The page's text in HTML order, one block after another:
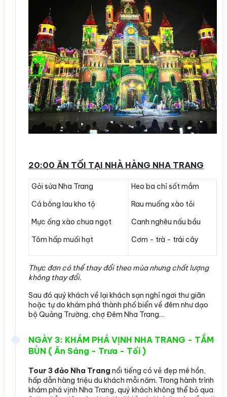
20:00 ĂN TỐI TẠI NHÀ HÀNG NHA TRANG
Gỏi sứa Nha Trang
Cá bông lau kho tộ
Mực ống xào chua ngọt
Tôm hấp muối hạt
Heo ba chỉ sốt mắm
Rau muống xào tỏi
Canh nghêu nấu bầu
Cơm - trà - trái cây
Thực đơn có thể thay đổi theo mùa nhưng chất lượng
không thay đổi.
Sau đó quý khách về lại khách sạn nghỉ ngơi thư giãn
hoặc tự do khám phá thành phố biển về đêm như dạo
bộ Quảng Trường, chợ Đêm Nha Trang…
NGÀY 3: KHÁM PHÁ VỊNH NHA TRANG - TẮM
BÙN ( Ăn Sáng - Trưa - Tối )
Tour 3 đảo Nha Trang nổi tiếng có vẻ đẹp mê hồn,
hấp dẫn hàng triệu du khách mỗi năm. Trong hành trình
khám phá vịnh Nha Trang, quý khách không thể bỏ qua